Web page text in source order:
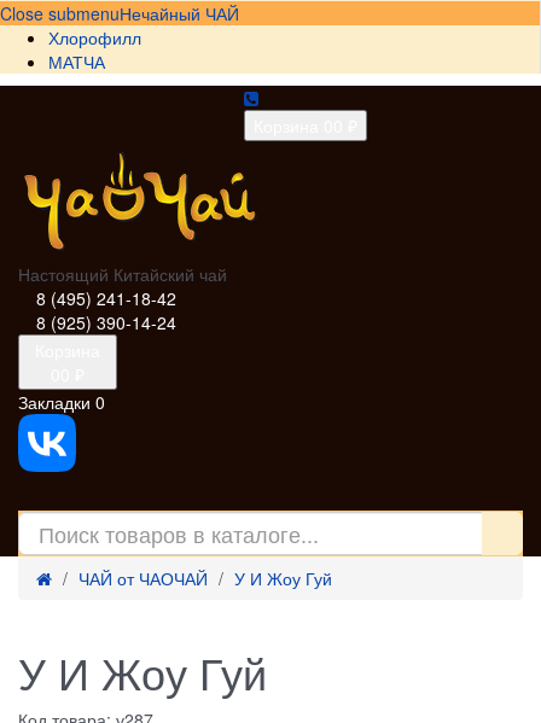
Close submenuНечайный ЧАЙ
Хлорофилл
МАТЧА
Настоящий Китайский чай
8 (495) 241-18-42
8 (925) 390-14-24
Закладки 0
ЧАЙ от ЧАОЧАЙ У И Жоу Гуй
У И Жоу Гуй